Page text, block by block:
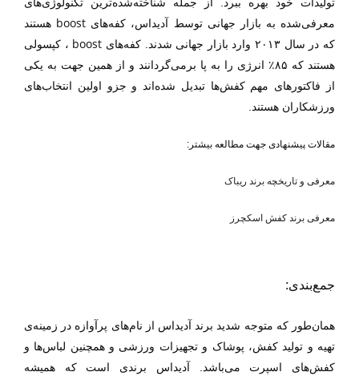
معرفی‌شده به بازار جهانی توسط آدیداس، کفه‌های boost هستند
که در سال ۲۰۱۳ وارد بازار جهانی شدند. کفه‌های
boost ، کپسولی
هستند که ۸۵
٪ انرژی را به پا برمی‌گردانند و از همین جهت به یکی
از فاکتور‌های مهم کفش‌ها تبدیل شده‌اند و جزو اولین انتخاب‌های
ورزشکاران هستند.
مقالات پیشنهادی جهت مطالعه بیشتر:
معرفی و تاریخچه برند ریباک
معرفی برند کفش اسکچرز
جمع‌بندی:
همان‌طور که متوجه شدید برند آدیداس از نام‌های پر‌آوازه در زمینه‌ی
تهیه و تولید کفش، پوشاک و تجهیزات ورزشی و همچنین لباس‌ها و
کفش‌های اسپرت می‌باشد. آدیداس برندی است که همیشه